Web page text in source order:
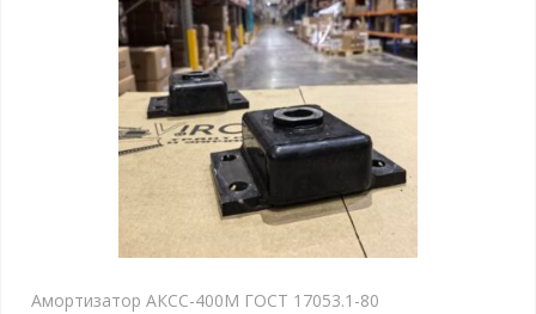
Амортизатор АКСС-400М ГОСТ 17053.1-80